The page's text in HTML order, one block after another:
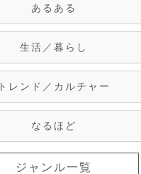
あるある
生活／暮らし
トレンド／カルチャー
なるほど
ジャンル一覧